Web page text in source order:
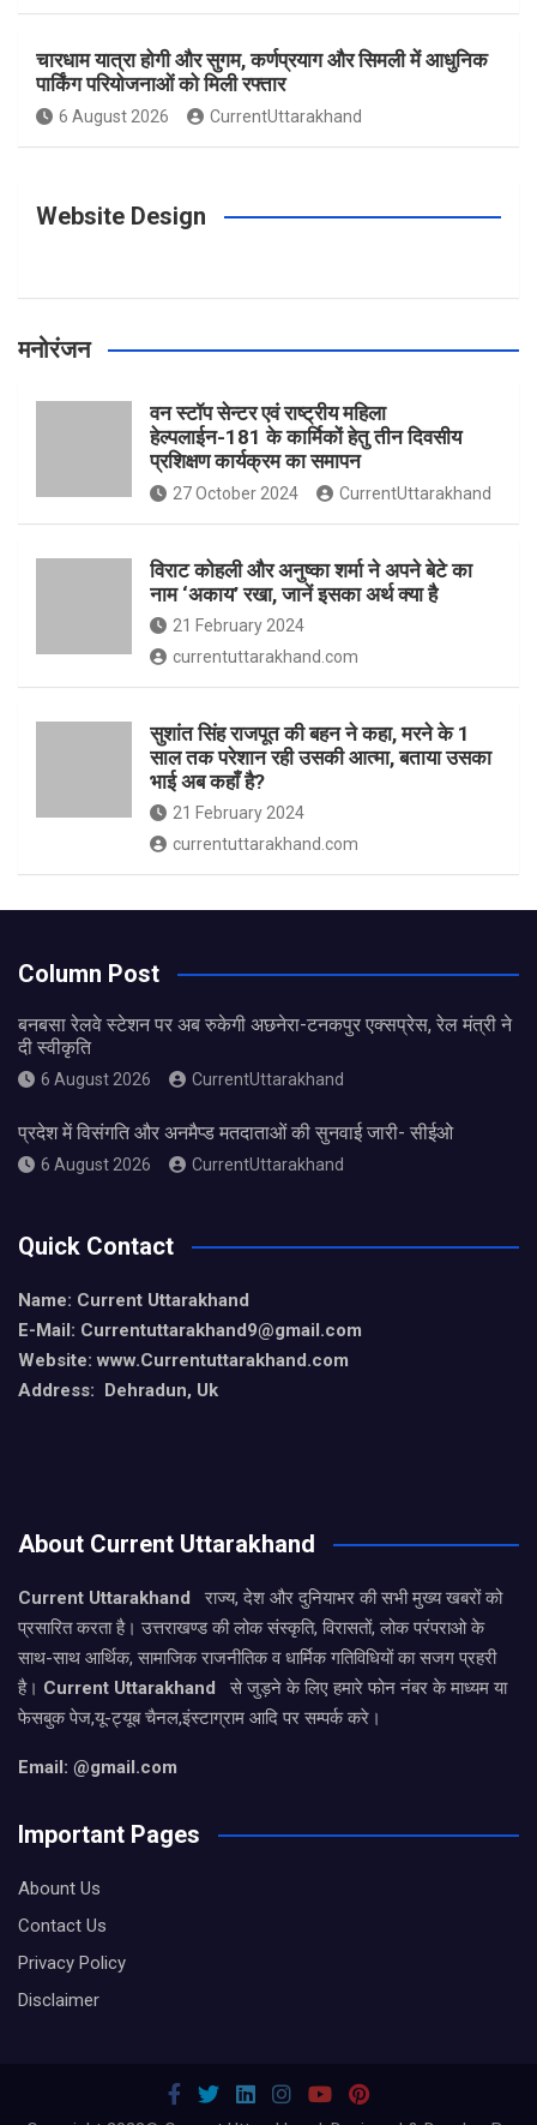
o
k
r
a
e
s
r e
चारधाम यात्रा होगी और सुगम, कर्णप्रयाग और सिमली में आधुनिक
पार्किंग परियोजनाओं को मिली रफ्तार
6 August 2026 CurrentUttarakhand
Website Design
मनोरंजन
वन स्टॉप सेन्टर एवं राष्ट्रीय महिला
हेल्पलाईन-181 के कार्मिकों हेतु तीन दिवसीय
प्रशिक्षण कार्यक्रम का समापन
27 October 2024 CurrentUttarakhand
विराट कोहली और अनुष्का शर्मा ने अपने बेटे का
नाम ‘अकाय’ रखा, जानें इसका अर्थ क्‍या है
21 February 2024
currentuttarakhand.com
सुशांत सिंह राजपूत की बहन ने कहा, मरने के 1
साल तक परेशान रही उसकी आत्मा, बताया उसका
भाई अब कहाँ है?
21 February 2024
currentuttarakhand.com
Column Post
बनबसा रेलवे स्टेशन पर अब रुकेगी अछनेरा-टनकपुर एक्सप्रेस, रेल मंत्री ने
दी स्वीकृति
6 August 2026 CurrentUttarakhand
प्रदेश में विसंगति और अनमैप्ड मतदाताओं की सुनवाई जारी- सीईओ
6 August 2026 CurrentUttarakhand
Quick Contact
Name: Current Uttarakhand
E-Mail: Currentuttarakhand9@gmail.com
Website: www.Currentuttarakhand.com
Address: Dehradun, Uk
About Current Uttarakhand
Current Uttarakhand
राज्य, देश और दुनियाभर की सभी मुख्य खबरों को
प्रसारित करता है। उत्तराखण्ड की लोक संस्कृति, विरासतों, लोक परंपराओ के
साथ-साथ आर्थिक, सामाजिक राजनीतिक व धार्मिक गतिविधियों का सजग प्रहरी
है। Current Uttarakhand
से जुड़ने के लिए हमारे फोन नंबर के माध्यम या
फेसबुक पेज,यू-ट्यूब चैनल,इंस्टाग्राम आदि पर सम्पर्क करे।
Email: @gmail.com
Important Pages
Abount Us
Contact Us
Privacy Policy
Disclaimer